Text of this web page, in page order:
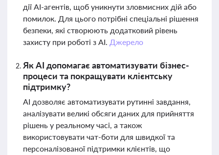
дії AI-агентів, щоб уникнути зловмисних дій або
помилок. Для цього потрібні спеціальні рішення
безпеки, які створюють додатковий рівень
захисту при роботі з AI. Джерело
Як AI допомагає автоматизувати бізнес-
процеси та покращувати клієнтську
підтримку?
AI дозволяє автоматизувати рутинні завдання,
аналізувати великі обсяги даних для прийняття
рішень у реальному часі, а також
використовувати чат-боти для швидкої та
персоналізованої підтримки клієнтів, що